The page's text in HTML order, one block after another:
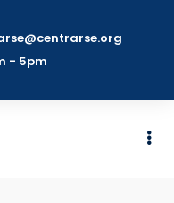
- 5pm